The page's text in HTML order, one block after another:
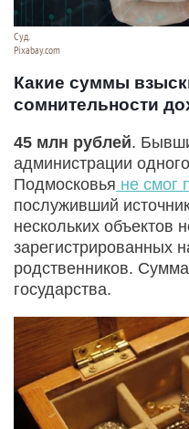
Суд.
Pixabay.com
Какие суммы
сомнительности
45 млн рублей.
администрации
Подмосковья не смог
послуживший
нескольких объектов
зарегистрированных
родственников.
государства.